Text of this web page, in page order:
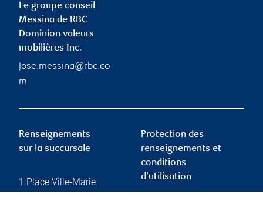
Le groupe conseil
Messina de RBC
Dominion valeurs
mobilières Inc.
jose.messina@rbc.co
m
Renseignements
sur la succursale
1 Place Ville-Marie
Protection des
renseignements et
conditions
d’utilisation